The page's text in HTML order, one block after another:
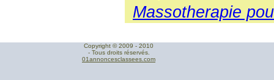
Massotherapie
Copyright © 2009 - 2010
- Tous droits réservés.
01annoncesclassees.com